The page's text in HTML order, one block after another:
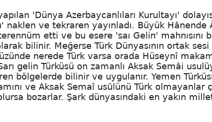
'Dünya Azerbaycanlıları Kurultayı'
naklen ve tekraren yayınladı. Büyük Hânende
etti ve bu esere 'saı Gelin' mahnısını
bilinir. Meğerse Türk Dünyasının ortak
nerede Türk varsa orada Hüseynî
gelin Türküsü on zamanlı Aksak Semâi
bölgelerde bilinir ve uygulanır. Yemen
ve Aksak Semaî usûlünü Türk olmayanlar
bozarlar. Şark dünyasındaki en yakın